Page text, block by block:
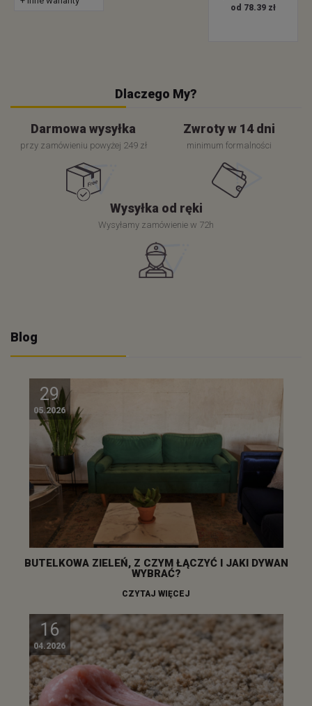
od 78.39 zł
Dlaczego My?
Darmowa wysyłka
przy zamówieniu powyżej 249 zł
Zwroty w 14 dni
minimum formalności
Wysyłka od ręki
Wysyłamy zamówienie w 72h
Blog
29
05.2026
BUTELKOWA ZIELEŃ, Z CZYM ŁĄCZYĆ I JAKI DYWAN
WYBRAĆ?
CZYTAJ WIĘCEJ
16
04.2026